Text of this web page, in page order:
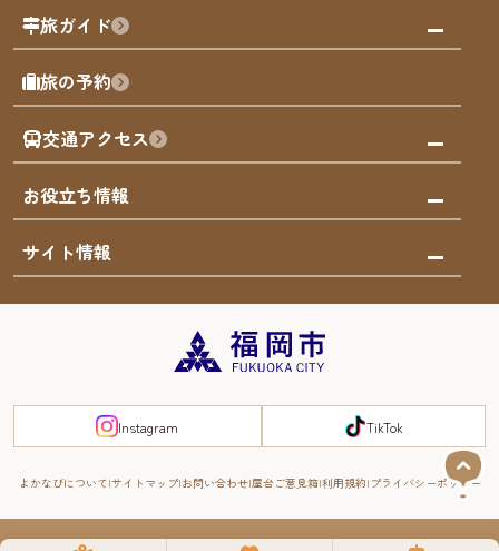
福岡を楽しむ
福岡のアート
福岡のナイトタイム
福岡の歴史・文化
サステナブルツーリズム
福岡検定
よかなび音声ガイド
FUKUOKA EAST&WEST COAST
観る・遊ぶ
屋台
買う
体験
泊まる
旅ガイド
モデルコース
AIおまかせコース
オリジナルプラン
みんなの旅行記
旅の予約
交通アクセス
市内交通ガイド
お得なチケット
お役立ち情報
お知らせ
災害情報
サイト情報
まち歩き・体験プログラム掲載申込
Instagram TikTok
よかなびについて サイトマップ お問い合わせ 屋台ご意見箱 利用規約 プライバシーポリシー